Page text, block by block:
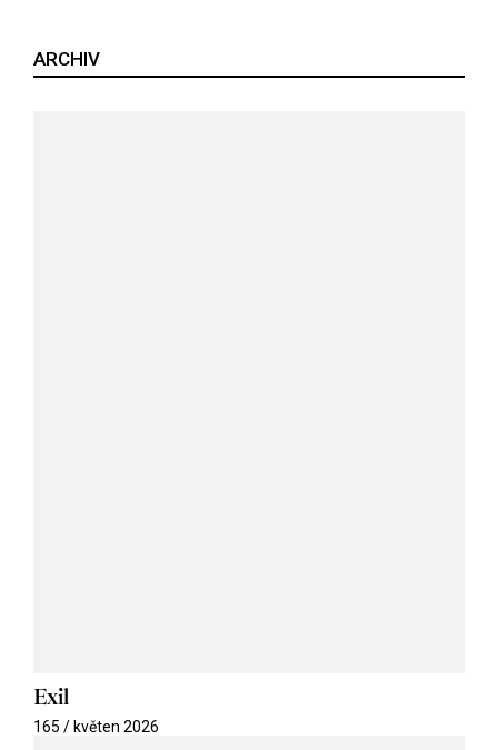
ARCHIV
Exil
165 / květen 2026